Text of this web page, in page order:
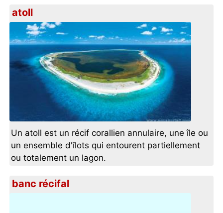
atoll
Un atoll est un récif corallien annulaire, une île ou
un ensemble d'îlots qui entourent partiellement
ou totalement un lagon.
banc récifal